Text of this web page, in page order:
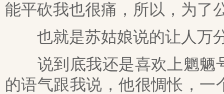
能平砍我也很痛，所以，为
也就是苏姑娘说的让人万
说到底我还是喜欢上魍魉
的语气跟我说，他很惆怅，